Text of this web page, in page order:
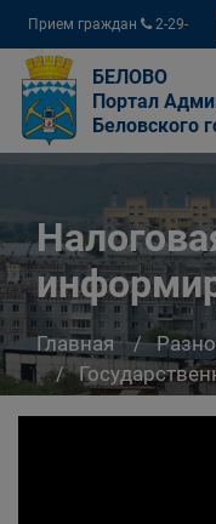
Прием граждан
2-29-
04
БЕЛОВО
Портал
Беловского
Главная
информируют